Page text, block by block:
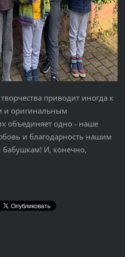
приводит иногда к
и оригинальным
объединяет одно - наше
и благодарность нашим
И, конечно,